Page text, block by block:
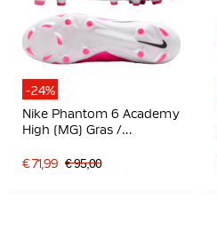
-24%
Nike Phantom 6 Academy
High (MG) Gras /
Voetbalschoenen Wit
€ 71,99 € 95,00